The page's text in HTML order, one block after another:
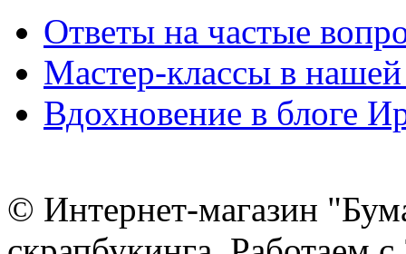
Ответы на частые
Мастер-классы в нашей
Вдохновение в блоге
© Интернет-магазин